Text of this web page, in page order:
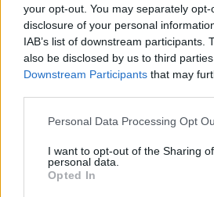
your opt-out. You may separately
disclosure of your personal
IAB’s list of downstream participants.
also be disclosed by us to third
Downstream Participants that may
Personal Data Processing Opt
I want to opt-out of the Sharing
personal data.
Opted In